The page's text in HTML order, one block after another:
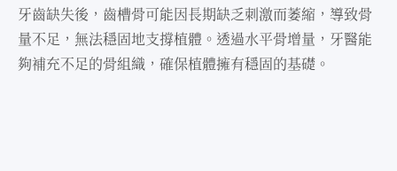
牙⿒缺失後，⿒槽骨可能因長期缺乏刺激⽽萎縮，導致骨
量不⾜，無法穩固地⽀撐植體。透過⽔平骨增量，牙醫能
夠補充不⾜的骨組織，確保植體擁有穩固的基礎。